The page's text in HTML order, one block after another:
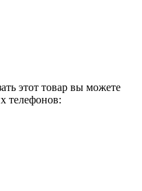
этот товар вы можете
телефонов: